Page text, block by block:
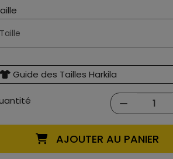
Guide des Tailles Harkila
AJOUTER AU PANIER